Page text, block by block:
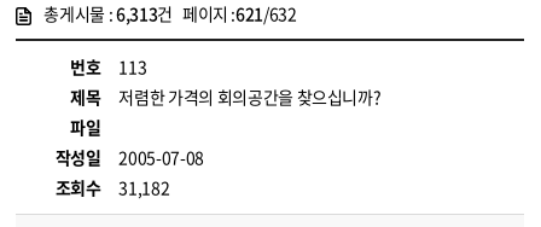
총게시물 :6,313건 페이지 :621/632
번호
113
제목
저렴한 가격의 회의공간을 찾으십니까?
파일
작성일
2005-07-08
조회수
31,182